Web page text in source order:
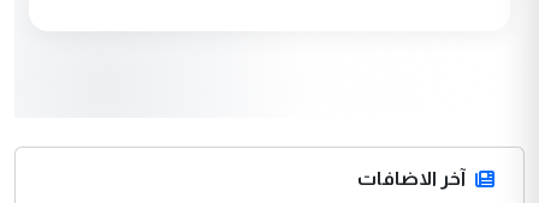
المشترك لا تستهدف أية دولة ومفتوحة لانضمام
الدول الشقيقة
آخر الاضافات